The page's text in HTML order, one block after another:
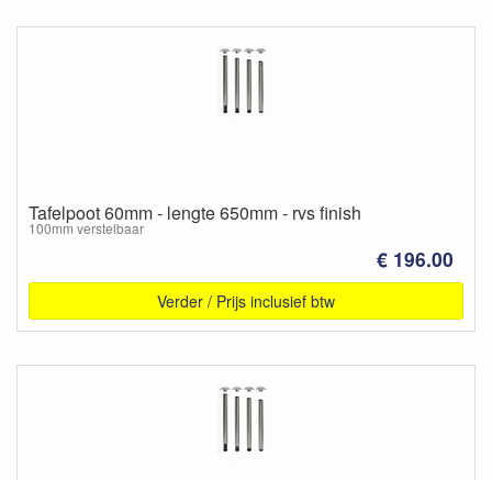
Tafelpoot 60mm - lengte 650mm - rvs finish
100mm verstelbaar
€ 196.00
Verder / Prijs inclusief btw